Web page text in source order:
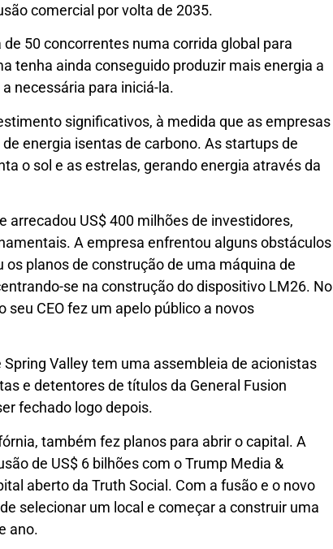
comercial por volta de 2035.
50 concorrentes numa corrida global para
tenha ainda conseguido produzir mais energia a
necessária para iniciá-la.
significativos, à medida que as empresas
energia isentas de carbono. As startups de
o sol e as estrelas, gerando energia através da
arrecadou US$ 400 milhões de investidores,
A empresa enfrentou alguns obstáculos
planos de construção de uma máquina de
se na construção do dispositivo LM26. No
CEO fez um apelo público a novos
Spring Valley tem uma assembleia de acionistas
e detentores de títulos da General Fusion
fechado logo depois.
também fez planos para abrir o capital. A
de US$ 6 bilhões com o Trump Media &
aberto da Truth Social. Com a fusão e o novo
selecionar um local e começar a construir uma
ano.